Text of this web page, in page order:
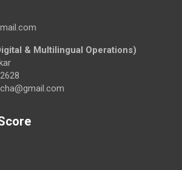
& Multilingual Operations)